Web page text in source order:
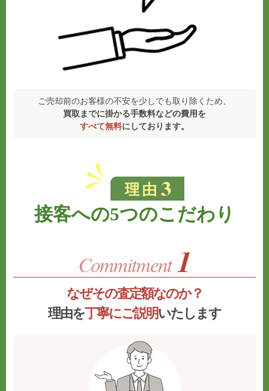
ご売却前のお客様の不安を少しでも取り除くため、
買取までに掛かる手数料などの費用を
すべて無料にしております。
接客への5つのこだわり
なぜその査定額なのか？
理由を丁寧にご説明いたします